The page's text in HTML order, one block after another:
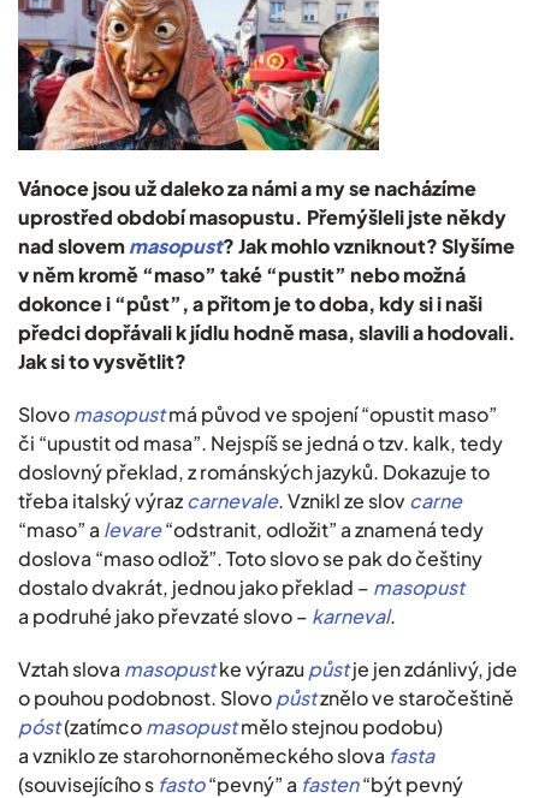
Vánoce jsou už daleko za námi a my se nacházíme
uprostřed období masopustu. Přemýšleli jste někdy
nad slovemmasopust? Jak mohlo vzniknout? Slyšíme
v něm kromě “maso” také “pustit” nebo možná
dokonce i “půst”, a přitom je to doba, kdy si i naši
předci dopřávali k jídlu hodně masa, slavili a hodovali.
Jak si to vysvětlit?
Slovomasopustmá původ ve spojení “opustit maso”
či “upustit od masa”. Nejspíš se jedná o tzv. kalk, tedy
doslovný překlad, z románských jazyků. Dokazuje to
třeba italský výrazcarnevale. Vznikl ze slovcarne
“maso” a levare“odstranit, odložit” a znamená tedy
doslova “maso odlož”. Toto slovo se pak do češtiny
dostalo dvakrát, jednou jako překlad – masopust
a podruhé jako převzaté slovo – karneval.
Vztah slova masopustke výrazupůstje jen zdánlivý, jde
o pouhou podobnost. Slovopůstznělo ve staročeštině
póst(zatímcomasopustmělo stejnou podobu)
a vzniklo ze starohornoněmeckého slova fasta
(souvisejícího s fasto“pevný” a fasten“být pevný